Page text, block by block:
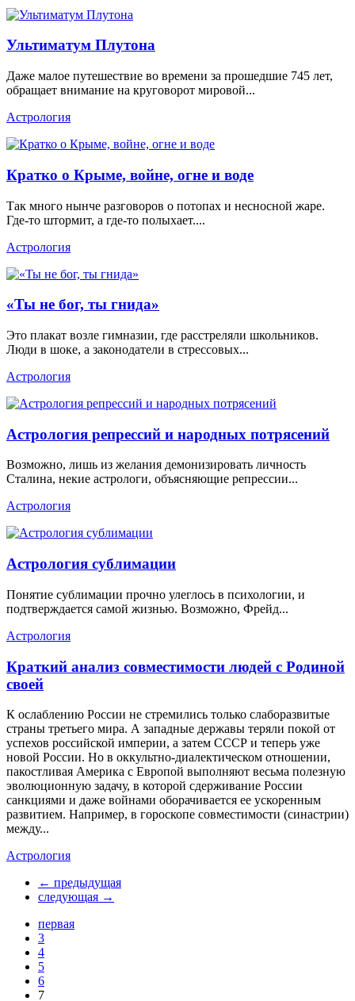
Ультиматум Плутона
Даже малое путешествие во времени за прошедшие 745 лет,
обращает внимание на круговорот мировой...
Астрология
Кратко о Крыме, войне, огне и воде
Так много нынче разговоров о потопах и несносной жаре.
Где-то штормит, а где-то полыхает....
Астрология
«Ты не бог, ты гнида»
Это плакат возле гимназии, где расстреляли школьников.
Люди в шоке, а законодатели в стрессовых...
Астрология
Астрология репрессий и народных потрясений
Возможно, лишь из желания демонизировать личность
Сталина, некие астрологи, объясняющие репрессии...
Астрология
Астрология сублимации
Понятие сублимации прочно улеглось в психологии, и
подтверждается самой жизнью. Возможно, Фрейд...
Астрология
Краткий анализ совместимости людей с Родиной
своей
К ослаблению России не стремились только слаборазвитые
страны третьего мира. А западные державы теряли покой от
успехов российской империи, а затем СССР и теперь уже
новой России. Но в оккультно-диалектическом отношении,
пакостливая Америка с Европой выполняют весьма полезную
эволюционную задачу, в которой сдерживание России
санкциями и даже войнами оборачивается ее ускоренным
развитием. Например, в гороскопе совместимости (синастрии)
между...
Астрология
← предыдущая
следующая →
первая
3
4
5
6
7